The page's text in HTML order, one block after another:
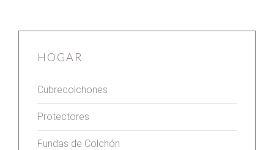
HOGAR
Cubrecolchones
Protectores
Fundas de Colchón